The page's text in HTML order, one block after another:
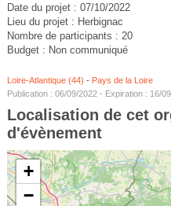
Date du projet : 07/10/2022
Lieu du projet : Herbignac
Nombre de participants : 20
Budget : Non communiqué
Loire-Atlantique (44) - Pays de la Loire
Publication : 06/09/2022 - Expiration : 16/
Localisation de cet
d'évènement
+
−